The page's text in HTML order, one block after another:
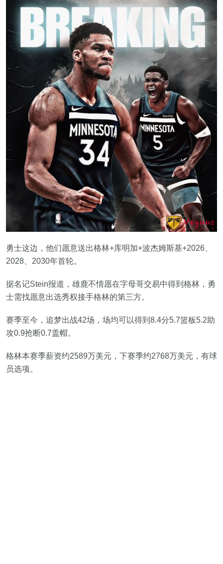
勇士这边，他们愿意送出格林+库明加+波杰姆斯基+2026、
2028、2030年首轮。
据名记Stein报道，雄鹿不情愿在字母哥交易中得到格林，勇
士需找愿意出选秀权接手格林的第三方。
赛季至今，追梦出战42场，场均可以得到8.4分5.7篮板5.2助
攻0.9抢断0.7盖帽。
格林本赛季薪资约2589万美元，下赛季约2768万美元，有球
员选项。